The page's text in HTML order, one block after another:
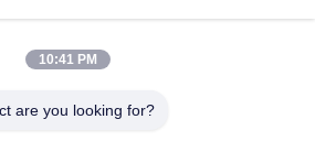
Road, Wuxi City, Jiangsu, China
10:41 PM
are you looking for?